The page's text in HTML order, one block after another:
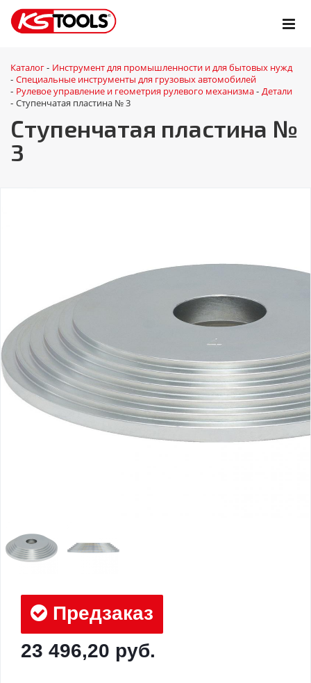
Каталог - Инструмент для промышленности и для бытовых нужд
- Специальные инструменты для грузовых автомобилей
- Рулевое управление и геометрия рулевого механизма - Детали
- Ступенчатая пластина № 3
Ступенчатая пластина №
3
Предзаказ
23 496,20 руб.